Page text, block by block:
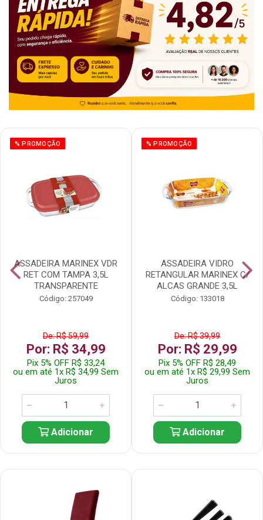
% PROMOÇÃO
ASSADEIRA MARINEX VDR
RET COM TAMPA 3,5L
TRANSPARENTE
Código: 257049
De: R$ 59,99
Por: R$ 34,99
Pix 5% OFF R$ 33,24
ou em até 1x R$ 34,99 Sem
Juros
Adicionar
% PROMOÇÃO
ASSADEIRA VIDRO
RETANGULAR MARINEX C/
ALCAS GRANDE 3,5L
Código: 133018
De: R$ 39,99
Por: R$ 29,99
Pix 5% OFF R$ 28,49
ou em até 1x R$ 29,99 Sem
Juros
Adicionar